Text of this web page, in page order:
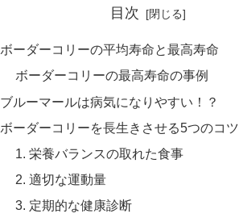
目次
ボーダーコリーの平均寿命と最高寿命
ボーダーコリーの最高寿命の事例
ブルーマールは病気になりやすい！？
ボーダーコリーを長生きさせる5つのコツ
1. 栄養バランスの取れた食事
2. 適切な運動量
3. 定期的な健康診断